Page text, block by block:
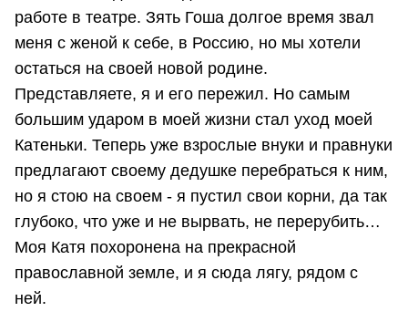
работе в театре. Зять Гоша долгое время звал
меня с женой к себе, в Россию, но мы хотели
остаться на своей новой родине.
Представляете, я и его пережил. Но самым
большим ударом в моей жизни стал уход моей
Катеньки. Теперь уже взрослые внуки и правнуки
предлагают своему дедушке перебраться к ним,
но я стою на своем - я пустил свои корни, да так
глубоко, что уже и не вырвать, не перерубить…
Моя Катя похоронена на прекрасной
православной земле, и я сюда лягу, рядом с
ней.